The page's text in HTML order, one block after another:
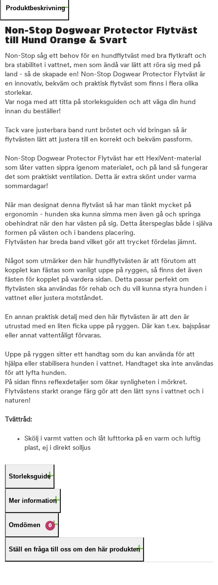
Produktbeskrivning
Non-Stop Dogwear Protector Flytväst
till Hund Orange & Svart
Non-Stop såg ett behov för en hundflytväst med bra flytkraft och
bra stabilitet i vattnet, men som ändå var lätt att röra sig med på
land - så de skapade en! Non-Stop Dogwear Protector Flytväst är
en innovativ, bekväm och praktisk flytväst som finns i flera olika
storlekar.
Var noga med att titta på storleksguiden och att väga din hund
innan du beställer!
Tack vare justerbara band runt bröstet och vid bringan så är
flytvästen lätt att justera till en korrekt och bekväm passform.
Non-Stop Dogwear Protector Flytväst har ett HexiVent-material
som låter vatten sippra igenom materialet, och på land så fungerar
det som praktiskt ventilation. Detta är extra skönt under varma
sommardagar!
När man designat denna flytväst så har man tänkt mycket på
ergonomin - hunden ska kunna simma men även gå och springa
obehindrat när den har västen på sig. Detta återspeglas både i själva
formen på västen och i bandens placering.
Flytvästen har breda band vilket gör att trycket fördelas jämnt.
Något som utmärker den här hundflytvästen är att förutom att
kopplet kan fästas som vanligt uppe på ryggen, så finns det även
fästen för kopplet på vardera sidan. Detta passar perfekt om
flytvästen ska användas för rehab och du vill kunna styra hunden i
vattnet eller justera motståndet.
En annan praktisk detalj med den här flytvästen är att den är
utrustad med en liten ficka uppe på ryggen. Där kan t.ex. bajspåsar
eller annat vattentåligt förvaras.
Uppe på ryggen sitter ett handtag som du kan använda för att
hjälpa eller stabilisera hunden i vattnet. Handtaget ska inte användas
för att lyfta hunden.
På sidan finns reflexdetaljer som ökar synligheten i mörkret.
Flytvästens starkt orange färg gör att den lätt syns i vattnet och i
naturen!
Tvättråd:
Skölj i varmt vatten och låt lufttorka på en varm och luftig
plast, ej i direkt solljus
Storleksguide
Mer information
Omdömen 0
Ställ en fråga till oss om den här produkten